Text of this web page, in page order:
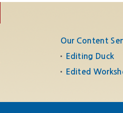
Our Content
Editing Duck
Edited